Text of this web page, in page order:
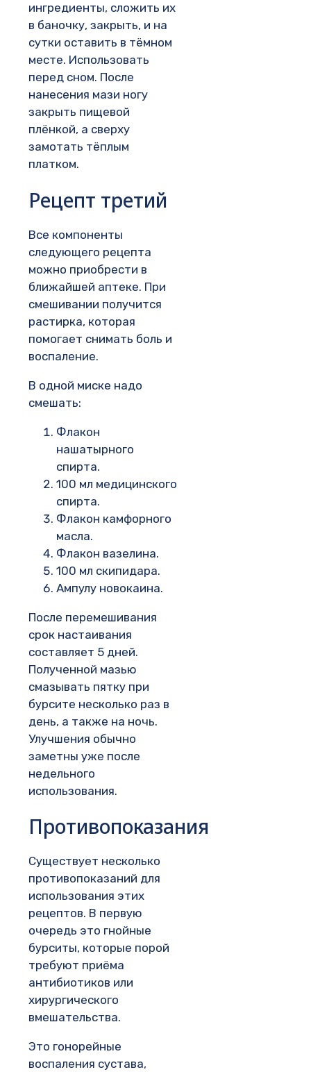
ингредиенты, сложить их
в баночку, закрыть, и на
сутки оставить в тёмном
месте. Использовать
перед сном. После
нанесения мази ногу
закрыть пищевой
плёнкой, а сверху
замотать тёплым
платком.
Рецепт третий
Все компоненты
следующего рецепта
можно приобрести в
ближайшей аптеке. При
смешивании получится
растирка, которая
помогает снимать боль и
воспаление.
В одной миске надо
смешать:
Флакон
нашатырного
спирта.
100 мл медицинского
спирта.
Флакон камфорного
масла.
Флакон вазелина.
100 мл скипидара.
Ампулу новокаина.
После перемешивания
срок настаивания
составляет 5 дней.
Полученной мазью
смазывать пятку при
бурсите несколько раз в
день, а также на ночь.
Улучшения обычно
заметны уже после
недельного
использования.
Противопоказания
Существует несколько
противопоказаний для
использования этих
рецептов. В первую
очередь это гнойные
бурситы, которые порой
требуют приёма
антибиотиков или
хирургического
вмешательства.
Это гонорейные
воспаления сустава,